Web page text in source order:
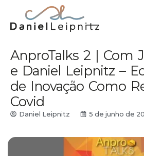
AnproTalks 2 | Com
e Daniel Leipnitz –
de Inovação Como
Covid
Daniel Leipnitz 5 de junho de